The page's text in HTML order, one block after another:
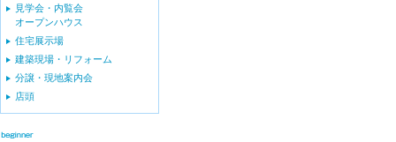
見学会・内覧会
オープンハウス
住宅展示場
建築現場・リフォーム
分譲・現地案内会
店頭